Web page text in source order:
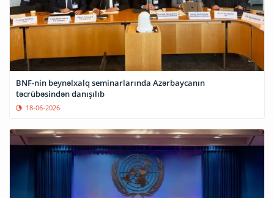
BNF-nin beynəlxalq seminarlarında Azərbaycanın
təcrübəsindən danışılıb
18-06-2026